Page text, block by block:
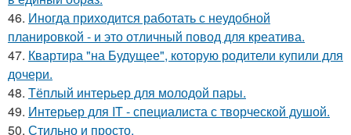
46. Иногда приходится работать с неудобной
планировкой - и это отличный повод для креатива.
47. Квартира "на Будущее", которую родители купили для
дочери.
48. Тёплый интерьер для молодой пары.
49. Интерьер для IT - специалиста с творческой душой.
50. Стильно и просто.